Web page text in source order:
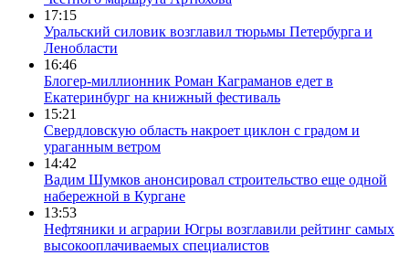
17:15
Уральский силовик возглавил тюрьмы Петербурга и
Ленобласти
16:46
Блогер-миллионник Роман Каграманов едет в
Екатеринбург на книжный фестиваль
15:21
Свердловскую область накроет циклон с градом и
ураганным ветром
14:42
Вадим Шумков анонсировал строительство еще одной
набережной в Кургане
13:53
Нефтяники и аграрии Югры возглавили рейтинг самых
высокооплачиваемых специалистов